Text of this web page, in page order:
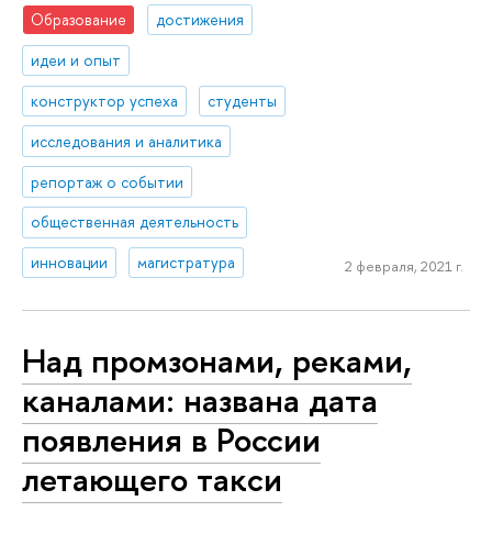
Образование
достижения
идеи и опыт
конструктор успеха
студенты
исследования и аналитика
репортаж о событии
общественная деятельность
инновации
магистратура 2 февраля, 2021 г.
Над промзонами, реками,
каналами: названа дата
появления в России
летающего такси